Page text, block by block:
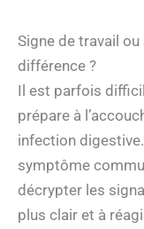
Signe de travail
différence ?
Il est parfois
prépare à
infection
symptôme
décrypter les
plus clair et à